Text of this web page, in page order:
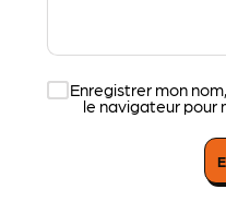
Enregistrer mon
le navigateur pour